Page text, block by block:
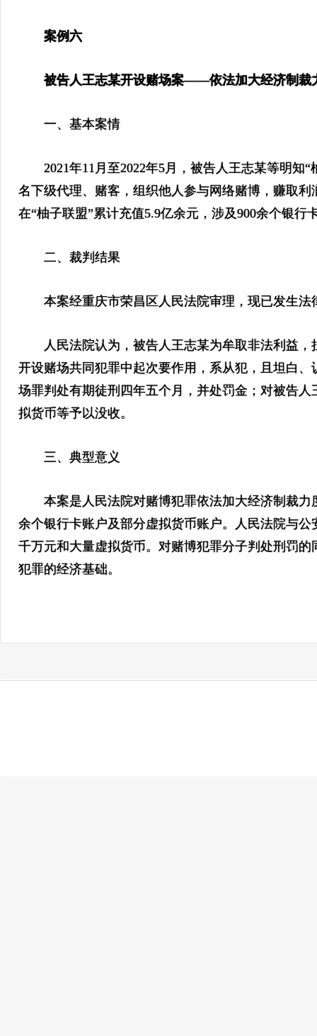
案例六
被告人王志某开设赌场案——依法加大经济制裁
一、基本案情
2021年11月至2022年5月，被告人王志某等明知“
名下级代理、赌客，组织他人参与网络赌博，赚取
在“柚子联盟”累计充值5.9亿余元，涉及900余个银行
二、裁判结果
本案经重庆市荣昌区人民法院审理，现已发生法
人民法院认为，被告人王志某为牟取非法利益，
开设赌场共同犯罪中起次要作用，系从犯，且坦白
场罪判处有期徒刑四年五个月，并处罚金；对被告
拟货币等予以没收。
三、典型意义
本案是人民法院对赌博犯罪依法加大经济制裁力
余个银行卡账户及部分虚拟货币账户。人民法院与
千万元和大量虚拟货币。对赌博犯罪分子判处刑罚
犯罪的经济基础。